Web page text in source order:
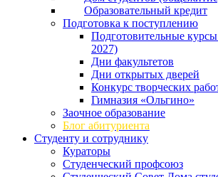
Образовательный кредит
Подготовка к поступлению
Подготовительные
2027)
Дни факультетов
Дни открытых дверей
Конкурс творческих
Гимназия «Ольгино»
Заочное образование
Блог абитуриента
Студенту и сотруднику
Кураторы
Студенческий профсоюз